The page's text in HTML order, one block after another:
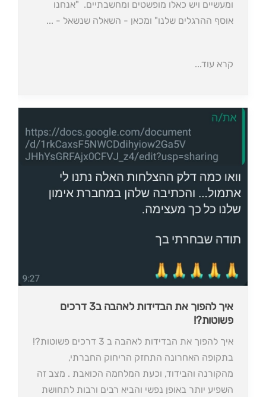
ומעשיים ויש כאלו מופשטים ומחשבתיים. ⁦⁩ "אנחנו
אוסף ההרגלים שלנו" ומכאן - השאלה שנשאל - ...
קרא עוד...
איך להפוך את הבדידות לאהבה ב3 דרכים
פשוטות?!
איך להפוך את הבדידות לאהבה ב 3 דרכים פשוטות?!
בתקופה האחרונה התחזק הריחוק החברתי,
מהקורנה והבידוד, וכעת המלחמה הכואבת . מצב זה
השפיע יותר באופן נפשי והביא רבים ורבות לתחושת